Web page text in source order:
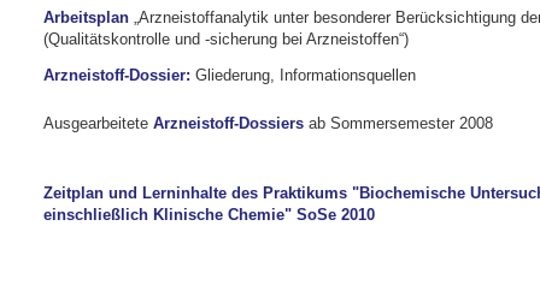
Arbeitsplan „Arzneistoffanalytik unter besonderer Berücksichtigung
(Qualitätskontrolle und -sicherung bei Arzneistoffen“)
Arzneistoff-Dossier: Gliederung, Informationsquellen
Ausgearbeitete Arzneistoff-Dossiersab Sommersemester 2008
Zeitplan und Lerninhalte des Praktikums "Biochemische
einschließlich Klinische Chemie" SoSe 2010